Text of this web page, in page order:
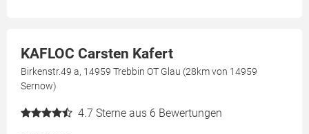
KAFLOC Carsten Kafert
Birkenstr.49 a, 14959 Trebbin OT Glau (28km von 14959
Sernow)
4.7 Sterne aus 6 Bewertungen